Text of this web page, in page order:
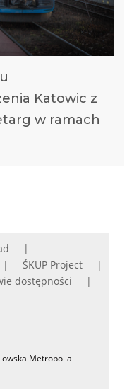
Katowic z
w ramach
ŚKUP Project
dostępności
Metropolia